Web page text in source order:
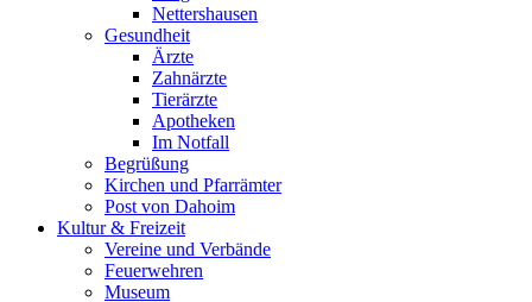
Nettershausen
Gesundheit
Ärzte
Zahnärzte
Tierärzte
Apotheken
Im Notfall
Begrüßung
Kirchen und Pfarrämter
Post von Dahoim
Kultur & Freizeit
Vereine und Verbände
Feuerwehren
Museum